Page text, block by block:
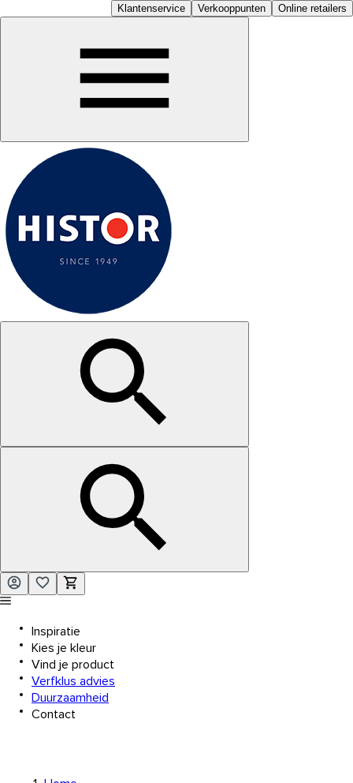
Klantenservice Verkooppunten Online retailers
Inspiratie
Kies je kleur
Vind je product
Verfklus advies
Duurzaamheid
Contact